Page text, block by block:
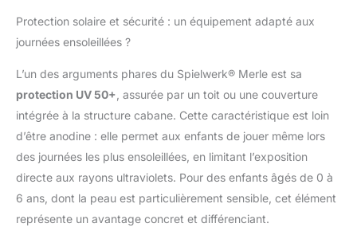
sable. NOUVEAUTÉ :
niveau, une lasure
écologique à base
d'eau et un géotextile
de protection pour le
sol, transformant ainsi
le jardin en un véritable
terrain de jeu pour
fournissons également
4 protections d'angle
Protection solaire et sécurité : un équipement adapté aux
journées ensoleillées ?
L’un des arguments phares du Spielwerk® Merle est sa
protection UV 50+ , assurée par un toit ou une couverture
intégrée à la structure cabane. Cette caractéristique est loin
d’être anodine : elle permet aux enfants de jouer même lors
des journées les plus ensoleillées, en limitant l’exposition
directe aux rayons ultraviolets. Pour des enfants âgés de 0 à
6 ans, dont la peau est particulièrement sensible, cet élément
représente un avantage concret et différenciant.